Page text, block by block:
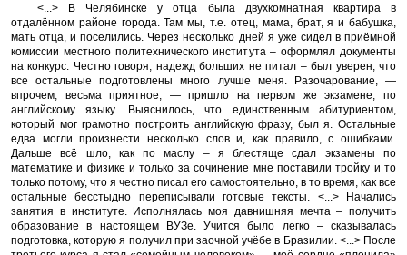
<...> В Челябинске у отца была двухкомнатная квартира в
отдалённом районе города. Там мы, т.е. отец, мама, брат, я и бабушка,
мать отца, и поселились. Через несколько дней я уже сидел в приёмной
комиссии местного политехнического института – оформлял документы
на конкурс. Честно говоря, надежд больших не питал – был уверен, что
все остальные подготовлены много лучше меня. Разочарование, —
впрочем, весьма приятное, — пришло на первом же экзамене, по
английскому языку. Выяснилось, что единственным абитуриентом,
который мог грамотно построить английскую фразу, был я. Остальные
едва могли произнести несколько слов и, как правило, с ошибками.
Дальше всё шло, как по маслу – я блестяще сдал экзамены по
математике и физике и только за сочинение мне поставили тройку и то
только потому, что я честно писал его самостоятельно, в то время, как все
остальные бесстыдно переписывали готовые тексты. <...> Начались
занятия в институте. Исполнялась моя давнишняя мечта – получить
образование в настоящем ВУЗе. Учится было легко – сказывалась
подготовка, которую я получил при заочной учёбе в Бразилии. <...> После